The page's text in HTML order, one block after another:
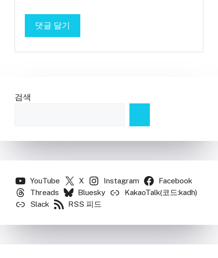
검색
YouTube X Instagram
Facebook
Threads
Bluesky
KakaoTalk(코드:kadh)
Slack
RSS 피드